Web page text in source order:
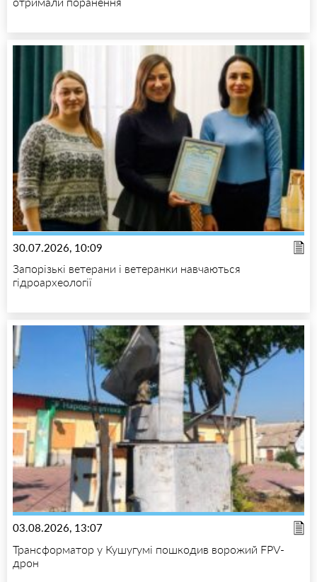
30.07.2026, 10:09
Запорізькі ветерани і ветеранки навчаються
гідроархеології
03.08.2026, 13:07
Трансформатор у Кушугумі пошкодив ворожий FPV-
дрон